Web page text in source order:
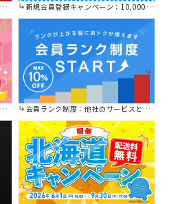
新規会員登録キャンペーン：10,000円OFFクーポン進呈中！
会員ランク制度：他社のサービスと比較してください。